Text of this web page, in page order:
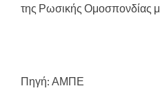
της Ρωσικής Ομοσπονδίας
Πηγή: ΑΜΠΕ